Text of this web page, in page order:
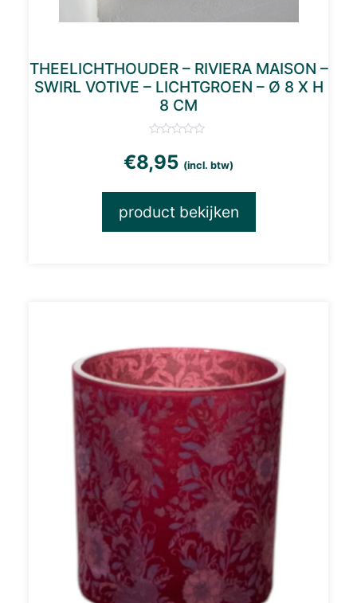
THEELICHTHOUDER – RIVIERA MAISON –
SWIRL VOTIVE – LICHTGROEN – Ø 8 X H
8 CM
€8,95 (incl. btw)
product bekijken